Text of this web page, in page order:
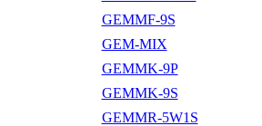
GEMMF-9S
GEM-MIX
GEMMK-9P
GEMMK-9S
GEMMR-5W1S